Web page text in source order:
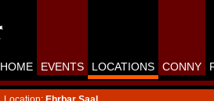
HOME EVENTS LOCATIONS CONNY